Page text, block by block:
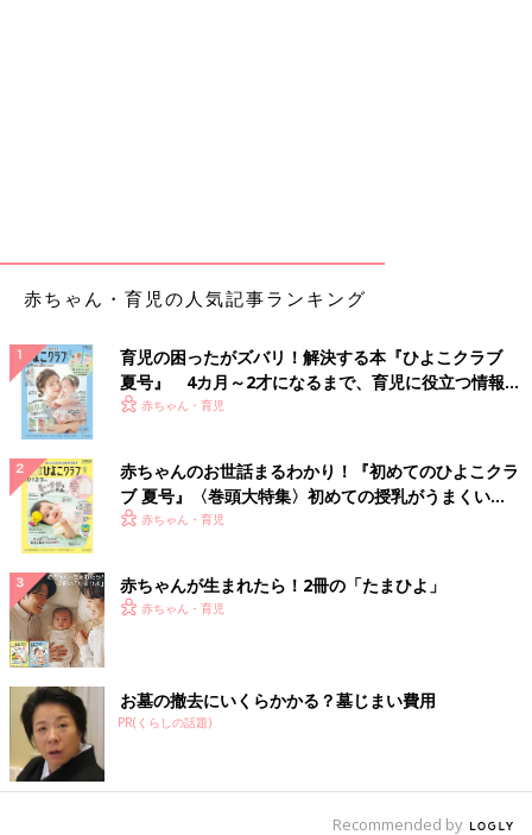
赤ちゃん・育児の人気記事ランキング
育児の困ったがズバリ！解決する本『ひよこクラブ
夏号』 4カ月～2才になるまで、育児に役立つ情報が
いっぱい！
赤ちゃん・育児
赤ちゃんのお世話まるわかり！『初めてのひよこクラ
ブ 夏号』〈巻頭大特集〉初めての授乳がうまくい
く！ おっぱい・ミルクの基本と夏のトラブル 解決テ
赤ちゃん・育児
赤ちゃんが生まれたら！2冊の「たまひよ」
赤ちゃん・育児
お墓の撤去にいくらかかる？墓じまい費用
PR(くらしの話題)
Recommended by